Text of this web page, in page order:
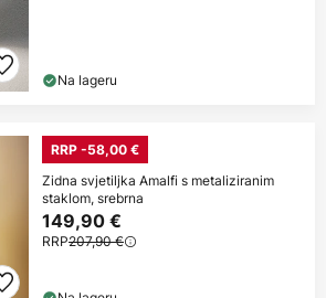
Na lageru
RRP -58,00 €
Zidna svjetiljka Amalfi s metaliziranim
staklom, srebrna
149,90 €
RRP207,90 €